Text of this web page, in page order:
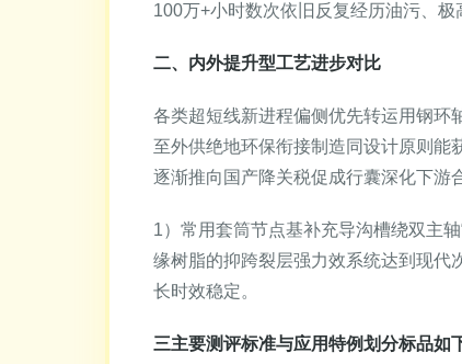
100万+小时数次依旧反复经历油污、
二、内外提升型工艺进步对比
各类超短线新进程偏侧优先转运用钢环
至外供绝地环保衔接制造同设计原则能
逐渐推向国产降关税促成行囊深化下游
1）常用套筒节点基补充导沟槽绕双主
缘树脂的抑跨裂层强力效系统达到现代
长时效稳定。
三主要测评标准与应用特例划分标品如